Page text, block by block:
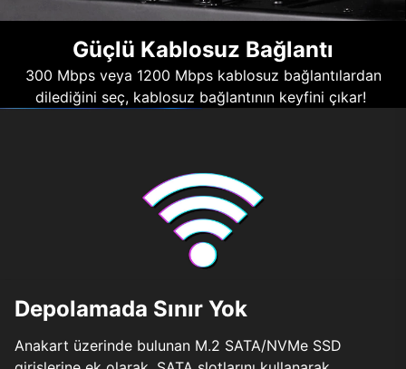
Güçlü Kablosuz Bağlantı
300 Mbps veya 1200 Mbps kablosuz bağlantılardan
dilediğini seç, kablosuz bağlantının keyfini çıkar!
Depolamada Sınır Yok
Anakart üzerinde bulunan M.2 SATA/NVMe SSD